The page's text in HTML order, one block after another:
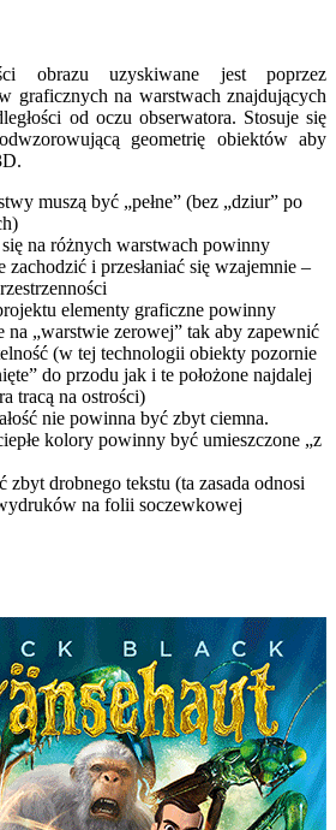
obrazu uzyskiwane jest poprzez
graficznych na warstwach znajdujących
od oczu obserwatora. Stosuje się
geometrię obiektów aby
muszą być „pełne” (bez „dziur” po
na różnych warstwach powinny
zachodzić i przesłaniać się wzajemnie –
elementy graficzne powinny
na „warstwie zerowej” tak aby zapewnić
(w tej technologii obiekty pozornie
do przodu jak i te położone najdalej
tracą na ostrości)
nie powinna być zbyt ciemna.
kolory powinny być umieszczone „z
zbyt drobnego tekstu (ta zasada odnosi
na folii soczewkowej